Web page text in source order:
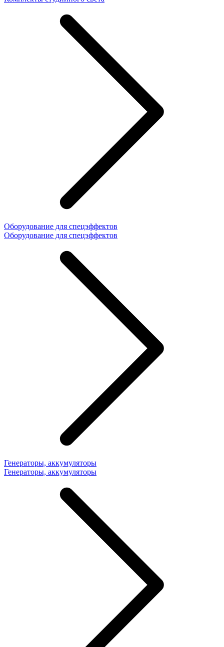
Оборудование для спецэффектов
Оборудование для спецэффектов
Генераторы, аккумуляторы
Генераторы, аккумуляторы